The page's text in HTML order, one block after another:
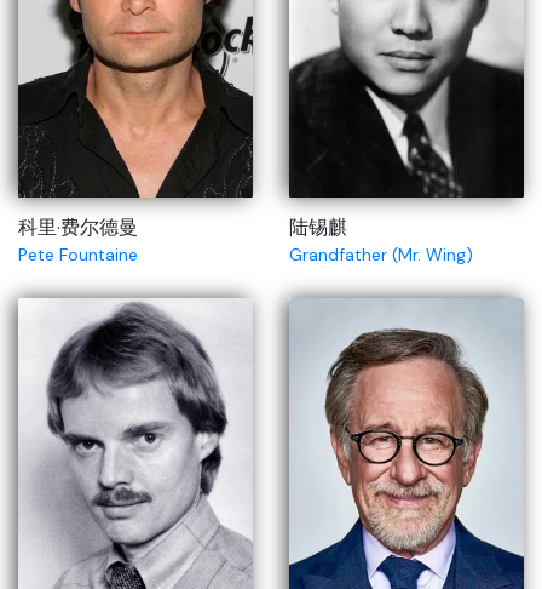
科里·费尔德曼
Pete Fountaine
陆锡麒
Grandfather (Mr. Wing)